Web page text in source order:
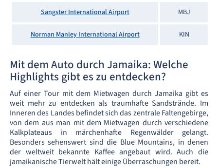
Sangster International Airport MBJ
Norman Manley International Airport KIN
Mit dem Auto durch Jamaika: Welche
Highlights gibt es zu entdecken?
Auf einer Tour mit dem Mietwagen durch Jamaika gibt es
weit mehr zu entdecken als traumhafte Sandstrände. Im
Inneren des Landes befindet sich das zentrale Faltengebirge,
von dem aus man mit dem Mietwagen durch verschiedene
Kalkplateaus in märchenhafte Regenwälder gelangt.
Besonders sehenswert sind die Blue Mountains, in denen
der weltweit bekannte Kaffee angebaut wird. Auch die
jamaikanische Tierwelt hält einige Überraschungen bereit.